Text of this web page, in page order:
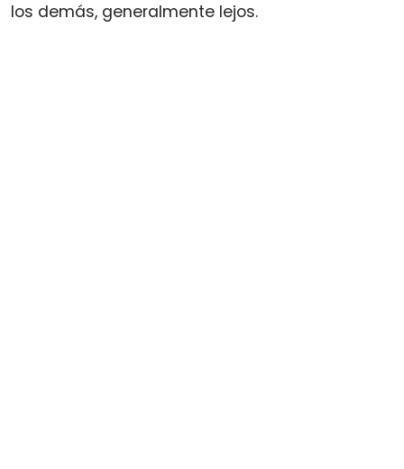
los demás, generalmente lejos.